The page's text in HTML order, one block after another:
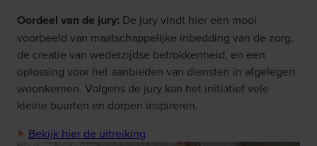
Oordeel van de jury: De jury vindt hier een mooi
voorbeeld van maatschappelijke inbedding van de zorg,
de creatie van wederzijdse betrokkenheid, en een
oplossing voor het aanbieden van diensten in afgelegen
woonkernen. Volgens de jury kan het initiatief vele
kleine buurten en dorpen inspireren.
Bekijk hier de uitreiking